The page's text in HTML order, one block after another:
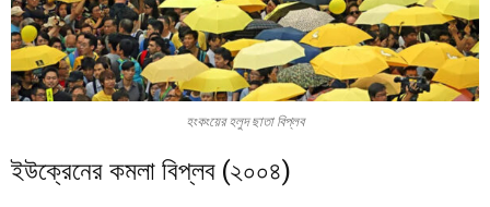
হংকংয়ের হলুদ ছাতা বিপ্লব
ইউক্রেনের কমলা বিপ্লব (২০০৪)